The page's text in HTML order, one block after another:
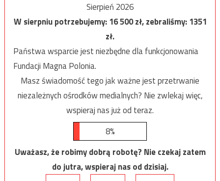
Sierpień 2026
W sierpniu potrzebujemy:16 500zł, zebraliśmy:1351
zł.
Państwa wsparcie jest niezbędne dla funkcjonowania
Fundacji Magna Polonia.
Masz świadomość tego jak ważne jest przetrwanie
niezależnych ośrodków medialnych? Nie zwlekaj więc,
wspieraj nas już od teraz.
8%
Uważasz, że robimy dobrą robotę? Nie czekaj zatem
do jutra, wspieraj nas od dzisiaj.